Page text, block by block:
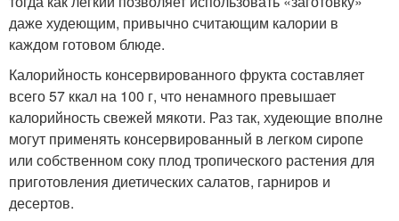
даже худеющим, привычно считающим калории в
каждом готовом блюде.
Калорийность консервированного фрукта составляет
всего 57 ккал на 100 г, что ненамного превышает
калорийность свежей мякоти. Раз так, худеющие вполне
могут применять консервированный в легком сиропе
или собственном соку плод тропического растения для
приготовления диетических салатов, гарниров и
десертов.